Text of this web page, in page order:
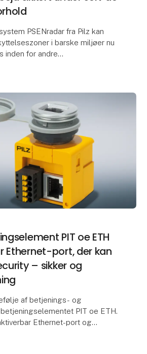
PSENradar fra Pilz kan
i barske miljøer nu
inden for andre
PIT oe ETH
Ethernet-port, der kan
– sikker og
af betjenings- og
PIT oe ETH.
Ethernet-port og